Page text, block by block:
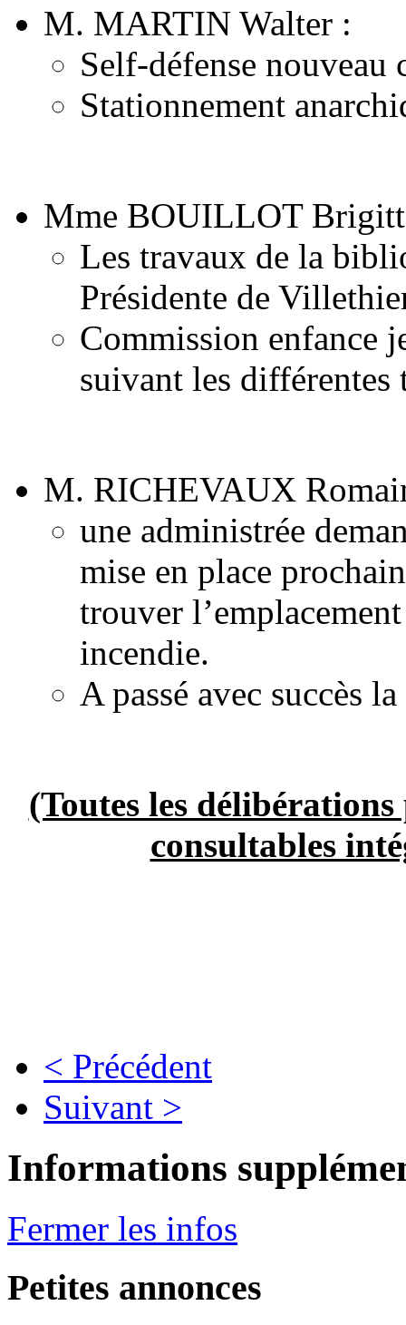
M. MARTIN Walter :
Self-défense nouveau
Stationnement
Mme BOUILLOT
Les travaux de la
Présidente de
Commission enfance
suivant les différentes
M. RICHEVAUX
une administrée
mise en place
trouver
incendie.
A passé avec succès
(Toutes les délibérations
consultables
< Précédent
Suivant >
Informations
Fermer les infos
Petites annonces